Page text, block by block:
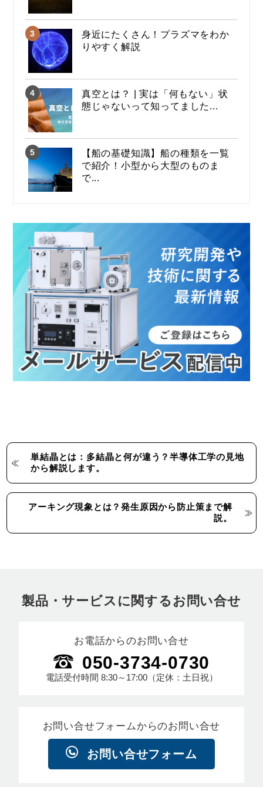
身近にたくさん！プラズマをわか
りやすく解説
真空とは？ | 実は「何もない」状
態じゃないって知ってました...
【船の基礎知識】船の種類を一覧
で紹介！小型から大型のものま
で...
単結晶とは：多結晶と何が違う？半導体工学の見地
から解説します。
アーキング現象とは？発生原因から防止策まで解
説。
製品・サービスに関するお問い合せ
お電話からのお問い合せ
050-3734-0730
電話受付時間 8:30～17:00（定休：土日祝）
お問い合せフォームからのお問い合せ
お問い合せフォーム